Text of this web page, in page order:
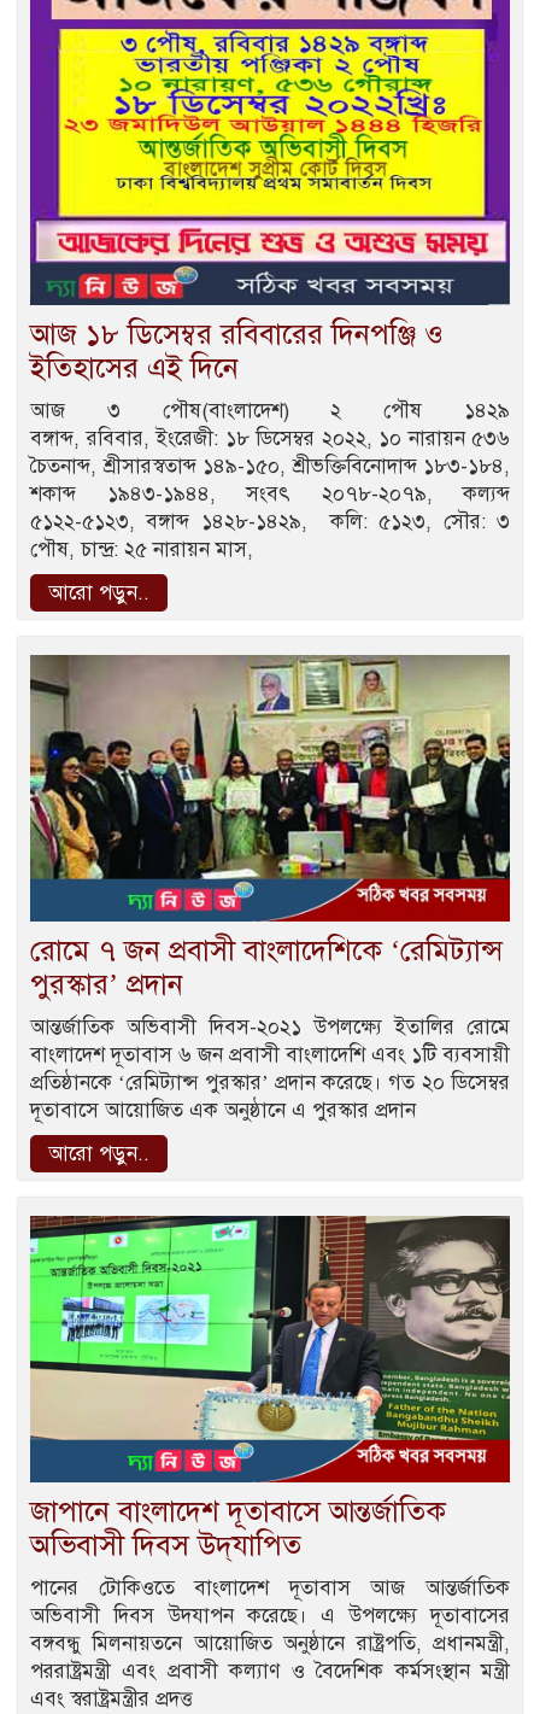
আজ ১৮ ডিসেম্বর রবিবারের দিনপঞ্জি ও
ইতিহাসের এই দিনে
আজ ৩ পৌষ(বাংলাদেশ) ২ পৌষ ১৪২৯
বঙ্গাব্দ, রবিবার, ইংরেজী: ১৮ ডিসেম্বর ২০২২, ১০ নারায়ন ৫৩৬
চৈতনাব্দ, শ্রীসারস্বতাব্দ ১৪৯-১৫০, শ্রীভক্তিবিনোদাব্দ ১৮৩-১৮৪,
শকাব্দ ১৯৪৩-১৯৪৪, সংবৎ ২০৭৮-২০৭৯, কল্যব্দ
৫১২২-৫১২৩, বঙ্গাব্দ ১৪২৮-১৪২৯, কলি: ৫১২৩, সৌর: ৩
পৌষ, চান্দ্র: ২৫ নারায়ন মাস,
আরো পড়ুন..
রোমে ৭ জন প্রবাসী বাংলাদেশিকে ‘রেমিট্যান্স
পুরস্কার’ প্রদান
আন্তর্জাতিক অভিবাসী দিবস-২০২১ উপলক্ষ্যে ইতালির রোমে
বাংলাদেশ দূতাবাস ৬ জন প্রবাসী বাংলাদেশি এবং ১টি ব্যবসায়ী
প্রতিষ্ঠানকে ‘রেমিট্যান্স পুরস্কার’ প্রদান করেছে। গত ২০ ডিসেম্বর
দূতাবাসে আয়োজিত এক অনুষ্ঠানে এ পুরস্কার প্রদান
আরো পড়ুন..
জাপানে বাংলাদেশ দূতাবাসে আন্তর্জাতিক
অভিবাসী দিবস উদ্‌যাপিত
পানের টোকিওতে বাংলাদেশ দূতাবাস আজ আন্তর্জাতিক
অভিবাসী দিবস উদযাপন করেছে। এ উপলক্ষ্যে দূতাবাসের
বঙ্গবন্ধু মিলনায়তনে আয়োজিত অনুষ্ঠানে রাষ্ট্রপতি, প্রধানমন্ত্রী,
পররাষ্ট্রমন্ত্রী এবং প্রবাসী কল্যাণ ও বৈদেশিক কর্মসংস্থান মন্ত্রী
এবং স্বরাষ্ট্রমন্ত্রীর প্রদত্ত